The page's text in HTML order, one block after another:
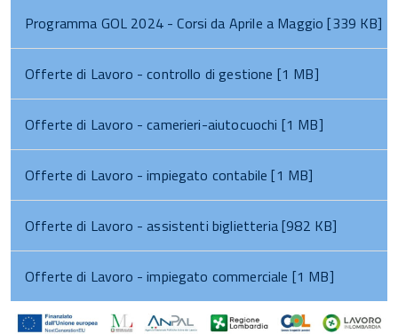
Programma GOL 2024 - Corsi da Aprile a Maggio [339 KB]
Offerte di Lavoro - controllo di gestione [1 MB]
Offerte di Lavoro - camerieri-aiutocuochi [1 MB]
Offerte di Lavoro - impiegato contabile [1 MB]
Offerte di Lavoro - assistenti biglietteria [982 KB]
Offerte di Lavoro - impiegato commerciale [1 MB]